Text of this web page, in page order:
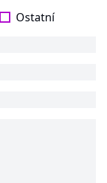
Ostatní